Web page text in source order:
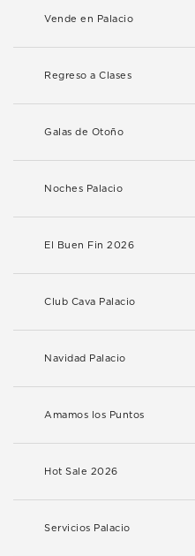
Vende en Palacio
Regreso a Clases
Galas de Otoño
Noches Palacio
El Buen Fin 2026
Club Cava Palacio
Navidad Palacio
Amamos los Puntos
Hot Sale 2026
Servicios Palacio